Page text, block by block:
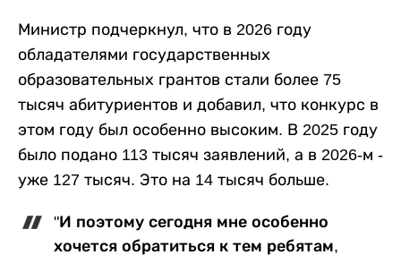
Министр подчеркнул, что в 2026 году
обладателями государственных
образовательных грантов стали более 75
тысяч абитуриентов и добавил, что конкурс в
этом году был особенно высоким. В 2025 году
было подано 113 тысяч заявлений, а в 2026-м -
уже 127 тысяч. Это на 14 тысяч больше.
"И поэтому сегодня мне особенно
хочется обратиться к тем ребятам,